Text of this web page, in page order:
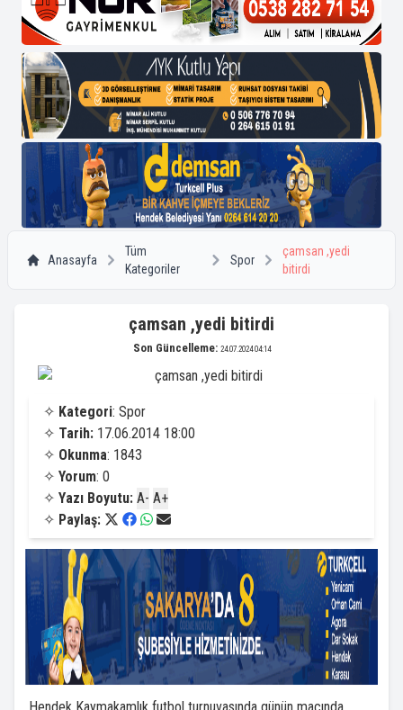
Anasayfa
Tüm
Kategoriler
Spor
çamsan ,yedi
bitirdi
çamsan ,yedi bitirdi
Son Güncelleme: 24.07.2024 04:14
✧ Kategori: Spor
✧ Tarih: 17.06.2014 18:00
✧ Okunma: 1843
✧ Yorum: 0
✧ Yazı Boyutu: A- A+
✧ Paylaş: